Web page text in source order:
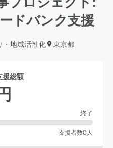
ドバンク支援
・地域活性化 東京都
援総額
終了
支援者数0 人